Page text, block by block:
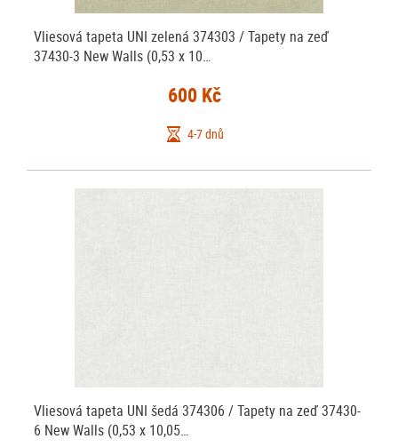
Vliesová tapeta UNI zelená 374303 / Tapety na zeď
37430-3 New Walls (0,53 x 10…
600 Kč
4-7 dnů
Vliesová tapeta UNI šedá 374306 / Tapety na zeď 37430-
6 New Walls (0,53 x 10,05…